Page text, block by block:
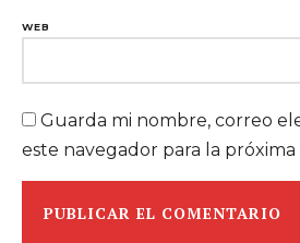
WEB
Guarda mi nombre, correo
este navegador para la